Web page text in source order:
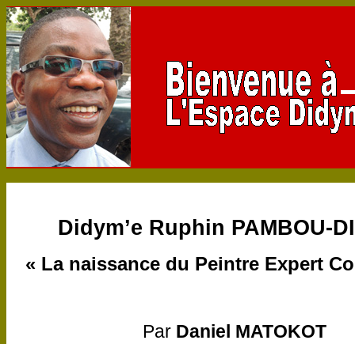
Didym’e Ruphin PAMBOU-
« La naissance du Peintre Expert
Par Daniel MATOKOT